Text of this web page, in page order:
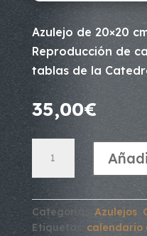
Azulejo de 20×20
Reproducción de
tablas de la
35,00€
Calendario
Agrícola.
Noviembre
Categorías: Azulejos,
Etiquetas: calendario